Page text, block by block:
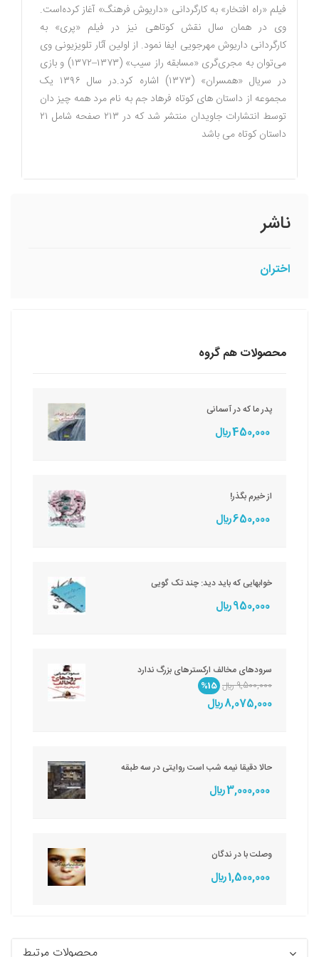
فیلم «راه افتخار» به کارگردانی «داریوش فرهنگ» آغاز کرده‌است.
وی در همان سال نقش کوتاهی نیز در فیلم «پری» به
کارگردانی داریوش مهرجویی ایفا نمود. از اولین آثار تلویزیونی وی
می‌توان به مجری‌گری «مسابقه راز سیب
» (۱۳۷۳–۱۳۷۲) و بازی
در سریال «همسران
» (۱۳۷۳) اشاره کرد.در سال ۱۳۹۶ یک
مجموعه از داستان های کوتاه فرهاد جم به نام مرد همه چیز دان
توسط انتشارات جاویدان منتشر شد که در ۲۱۳ صفحه شامل ۲۱
داستان کوتاه می باشد
ناشر
اختران
محصولات هم گروه
پدر ما که در آسمانی
450,000 ريال
از خیرم بگذر!
650,000 ريال
خوابهایی که باید دید: چند تک گویی
950,000 ريال
سرودهای مخالف ارکسترهای بزرگ ندارد
9,500,000 ريال
%15
8,075,000 ريال
حالا دقیقا نیمه شب است روایتی در سه طبقه
3,000,000 ريال
وصلت با در ندگان
1,500,000 ريال
محصولات مرتبط